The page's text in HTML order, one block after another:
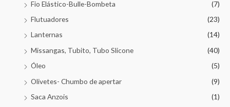
Fio Elástico-Bulle-Bombeta
(7)
Flutuadores
(23)
Lanternas
(14)
Missangas, Tubito, Tubo Slicone
(40)
Óleo
(5)
Olivetes- Chumbo de apertar
(9)
Saca Anzois
(1)